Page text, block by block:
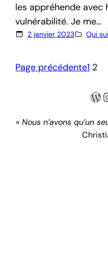
les appréhende
vulnérabilité. Je me…
2 janvier 2023 Qui
Page précédente1 2
« Nous n’avons qu’un